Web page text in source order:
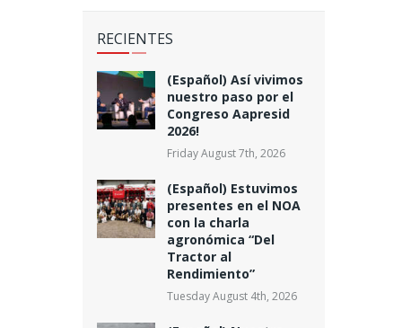
RECIENTES
(Español) Así vivimos
nuestro paso por el
Congreso Aapresid
2026!
Friday August 7th, 2026
(Español) Estuvimos
presentes en el NOA
con la charla
agronómica “Del
Tractor al
Rendimiento”
Tuesday August 4th, 2026